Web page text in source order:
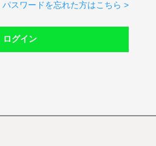
パスワードを忘れた方はこちら >
ログイン